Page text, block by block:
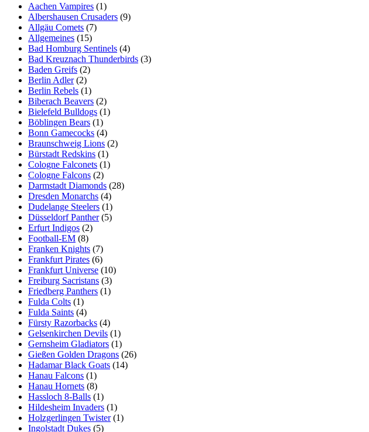
Aachen Vampires (1)
Albershausen Crusaders (9)
Allgäu Comets (7)
Allgemeines (15)
Bad Homburg Sentinels (4)
Bad Kreuznach Thunderbirds (3)
Baden Greifs (2)
Berlin Adler(2)
Berlin Rebels (1)
Biberach Beavers (2)
Bielefeld Bulldogs (1)
Böblingen Bears (1)
Bonn Gamecocks (4)
Braunschweig Lions (2)
Bürstadt Redskins (1)
Cologne Falconets (1)
Cologne Falcons (2)
Darmstadt Diamonds (28)
Dresden Monarchs (4)
Dudelange Steelers (1)
Düsseldorf Panther(5)
Erfurt Indigos (2)
Football-EM (8)
Franken Knights (7)
Frankfurt Pirates (6)
Frankfurt Universe (10)
Freiburg Sacristans (3)
Friedberg Panthers (1)
Fulda Colts (1)
Fulda Saints (4)
Fürsty Razorbacks (4)
Gelsenkirchen Devils (1)
Gernsheim Gladiators (1)
Gießen Golden Dragons (26)
Hadamar Black Goats (14)
Hanau Falcons (1)
Hanau Hornets (8)
Hassloch 8-Balls (1)
Hildesheim Invaders (1)
Holzgerlingen Twister(1)
Ingolstadt Dukes (5)